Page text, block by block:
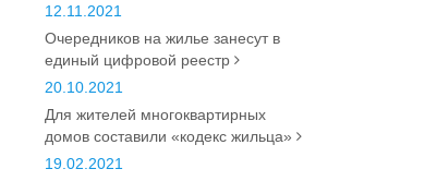
12.11.2021
Очередников на жилье занесут в
единый цифровой реестр
20.10.2021
Для жителей многоквартирных
домов составили «кодекс жильца»
19.02.2021